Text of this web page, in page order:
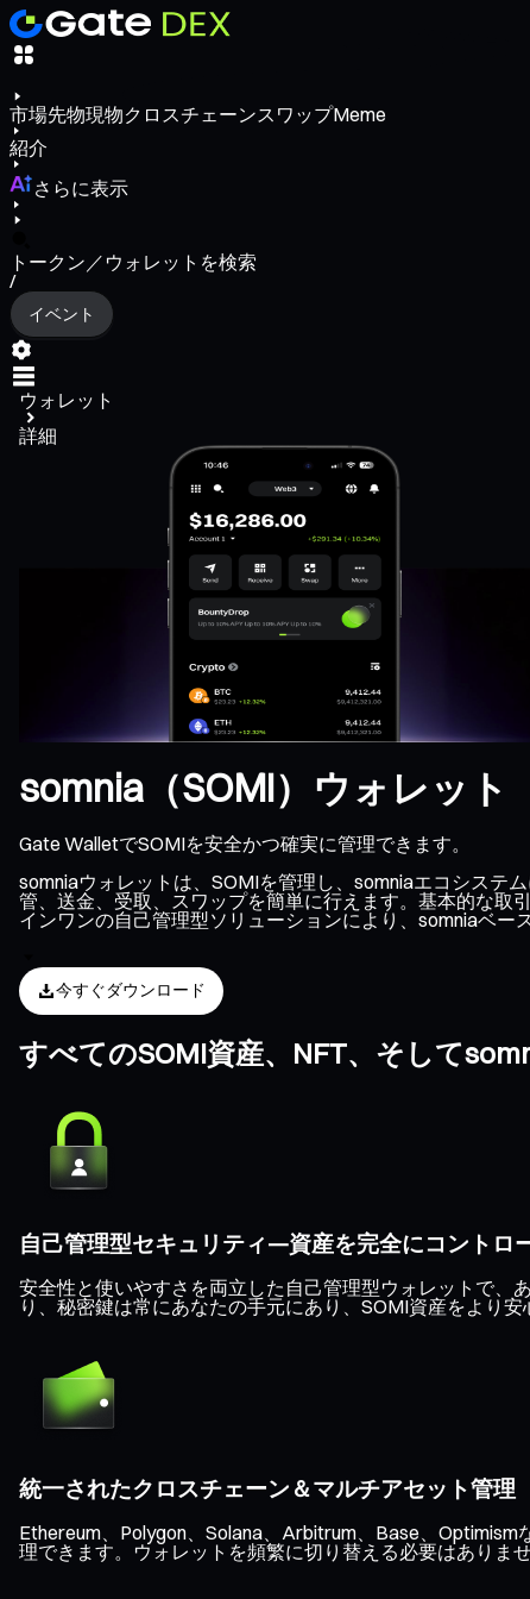
市場先物現物クロスチェーンスワップMeme
紹介
さらに表示
トークン／ウォレットを検索
/
イベント
ウォレット
詳細
somnia（SOMI）ウォレット
Gate WalletでSOMIを安全かつ確実に管理できます。
somniaウォレットは、SOMIを管理し、somniaエコシステ
管、送金、受取、スワップを簡単に行えます。基本的な取
インワンの自己管理型ソリューションにより、somniaベー
今すぐダウンロード
すべてのSOMI資産、NFT、そして
自己管理型セキュリティ—資産を完全にコントロ
安全性と使いやすさを両立した自己管理型ウォレットで、
り、秘密鍵は常にあなたの手元にあり、SOMI資産をより安
統一されたクロスチェーン＆マルチアセット管理
Ethereum、Polygon、Solana、Arbitrum、Base、
理できます。ウォレットを頻繁に切り替える必要はありま